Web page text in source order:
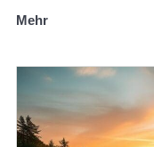
Mehr